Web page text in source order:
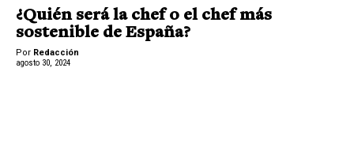
¿Quién será la chef o el chef más
sostenible de España?
Por Redacción
agosto 30, 2024